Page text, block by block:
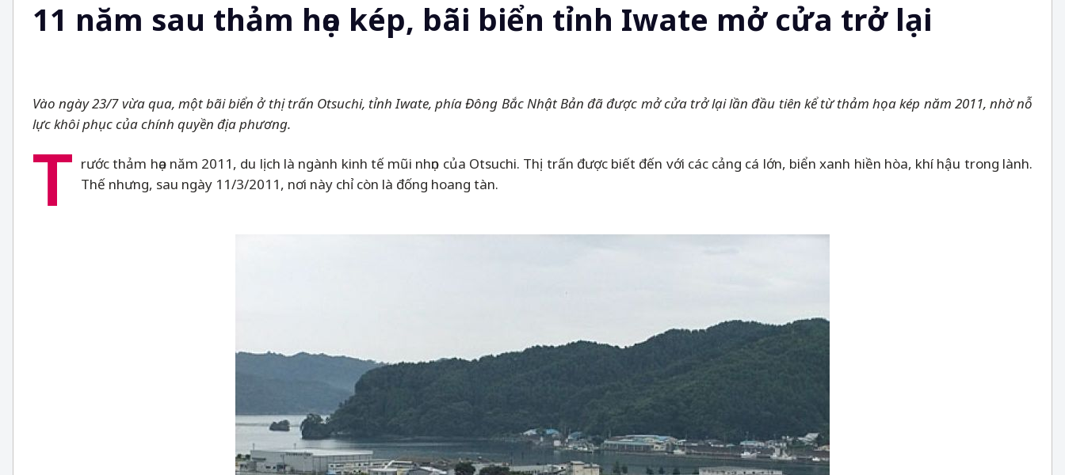
11 năm sau thảm họa kép, bãi biển tỉnh Iwate mở cửa trở lại
Vào ngày 23/7 vừa qua, một bãi biển ở thị trấn Otsuchi, tỉnh Iwate, phía Đông Bắc Nhật Bản đã được mở cửa trở lại lần đầu tiên kể từ thảm họa kép năm 2011, nhờ nỗ
lực khôi phục của chính quyền địa phương.
T rước thảm họa năm 2011, du lịch là ngành kinh tế mũi nhọn của Otsuchi. Thị trấn được biết đến với các cảng cá lớn, biển xanh hiền hòa, khí hậu trong lành.
Thế nhưng, sau ngày 11/3/2011, nơi này chỉ còn là đống hoang tàn.